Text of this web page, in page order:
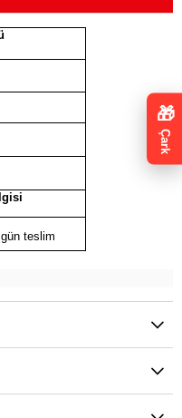
teslim
🎁
Çark